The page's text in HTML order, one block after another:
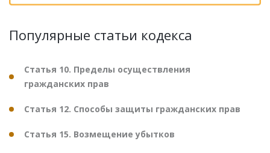
Популярные статьи кодекса
Статья 10. Пределы осуществления
гражданских прав
Статья 12. Способы защиты гражданских прав
Статья 15. Возмещение убытков